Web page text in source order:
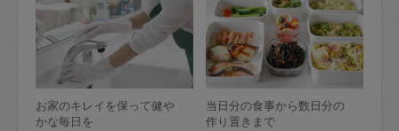
お家のキレイを保って健や
かな毎日を
当日分の食事から数日分の
作り置きまで